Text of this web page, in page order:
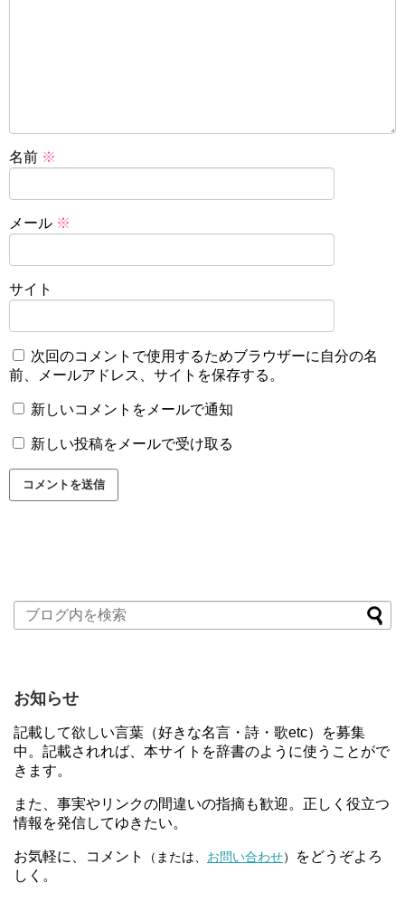
名前 ※
メール ※
サイト
次回のコメントで使用するためブラウザーに自分の名
前、メールアドレス、サイトを保存する。
新しいコメントをメールで通知
新しい投稿をメールで受け取る
お知らせ
記載して欲しい言葉（好きな名言・詩・歌etc）を募集
中。記載されれば、本サイトを辞書のように使うことがで
きます。
また、事実やリンクの間違いの指摘も歓迎。正しく役立つ
情報を発信してゆきたい。
お気軽に、コメント （または、 お問い合わせ）
をどうぞよろ
しく。